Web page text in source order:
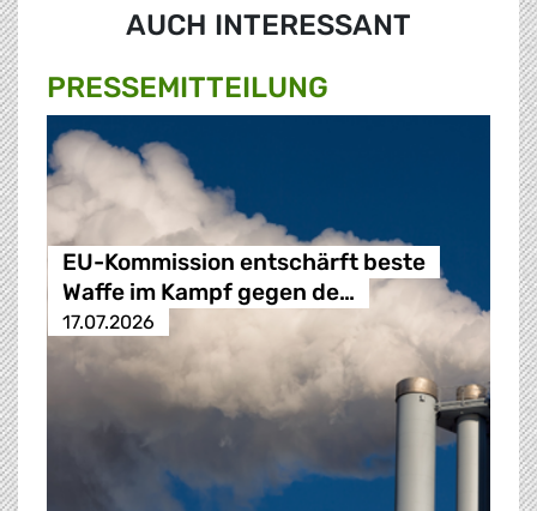
AUCH INTERESSANT
PRESSE­MITTEILUNG
EU-Kommission entschärft beste
Waffe im Kampf gegen de…
17.07.2026